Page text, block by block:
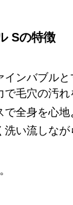
Sの特徴
インバブル
で毛穴の汚れ
で全身を心地
洗い流しな